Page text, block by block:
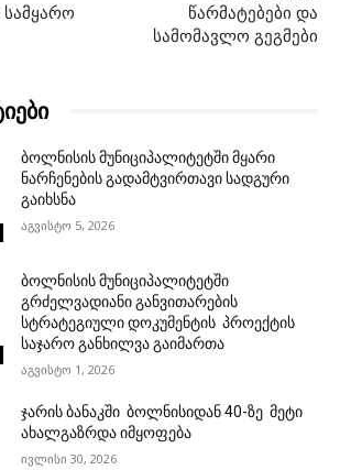
წარმატებები და
სამომავლო გეგმები
ბოლნისის მუნიციპალიტეტში მყარი
ნარჩენების გადამტვირთავი სადგური
გაიხსნა
აგვისტო 5, 2026
ბოლნისის მუნიციპალიტეტში
გრძელვადიანი განვითარების
სტრატეგიული დოკუმენტის პროექტის
საჯარო განხილვა გაიმართა
აგვისტო 1, 2026
ჯარის ბანაკში ბოლნისიდან 40-ზე მეტი
ახალგაზრდა იმყოფება
ივლისი 30, 2026